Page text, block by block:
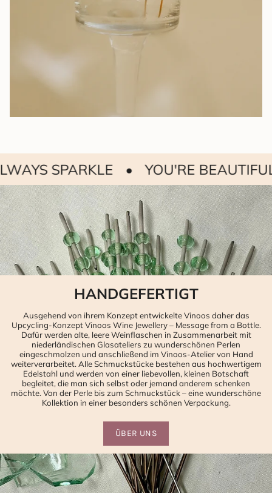
SPARKLE • YOU'RE BEAUTIFUL •
HANDGEFERTIGT
Ausgehend von ihrem Konzept entwickelte Vinoos daher das
Upcycling-Konzept Vinoos Wine Jewellery – Message from a Bottle.
Dafür werden alte, leere Weinflaschen in Zusammenarbeit mit
niederländischen Glasateliers zu wunderschönen Perlen
eingeschmolzen und anschließend im Vinoos-Atelier von Hand
weiterverarbeitet. Alle Schmuckstücke bestehen aus hochwertigem
Edelstahl und werden von einer liebevollen, kleinen Botschaft
begleitet, die man sich selbst oder jemand anderem schenken
möchte. Von der Perle bis zum Schmuckstück – eine wunderschöne
Kollektion in einer besonders schönen Verpackung.
ÜBER UNS